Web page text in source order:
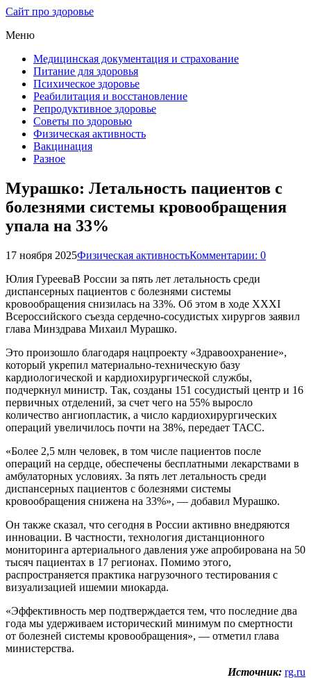
Сайт про здоровье
Меню
Медицинская документация и страхование
Питание для здоровья
Психическое здоровье
Реабилитация и восстановление
Репродуктивное здоровье
Советы по здоровью
Физическая активность
Вакцинация
Разное
Мурашко: Летальность пациентов с
болезнями системы кровообращения
упала на 33%
17 ноября 2025Физическая активностьКомментарии: 0
Юлия ГурееваВ России за пять лет летальность среди
диспансерных пациентов с болезнями системы
кровообращения снизилась на 33%. Об этом в ходе XXXI
Всероссийского съезда сердечно-сосудистых хирургов заявил
глава Минздрава Михаил Мурашко.
Это произошло благодаря нацпроекту «Здравоохранение»,
который укрепил материально-техническую базу
кардиологической и кардиохирургической службы,
подчеркнул министр. Так, созданы 151 сосудистый центр и 16
первичных отделений, за счет чего на 55% выросло
количество ангиопластик, а число кардиохирургических
операций увеличилось почти на 38%, передает ТАСС.
«Более 2,5 млн человек, в том числе пациентов после
операций на сердце, обеспечены бесплатными лекарствами в
амбулаторных условиях. За пять лет летальность среди
диспансерных пациентов с болезнями системы
кровообращения снижена на 33%», — добавил Мурашко.
Он также сказал, что сегодня в России активно внедряются
инновации. В частности, технология дистанционного
мониторинга артериального давления уже апробирована на 50
тысяч пациентах в 17 регионах. Помимо этого,
распространяется практика нагрузочного тестирования с
визуализацией ишемии миокарда.
«Эффективность мер подтверждается тем, что последние два
года мы удерживаем исторический минимум по смертности
от болезней системы кровообращения», — отметил глава
министерства.
Источник: rg.ru